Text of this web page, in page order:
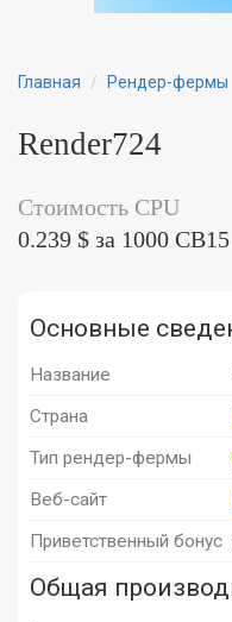
Главная Рендер-фермы
Render724
Стоимость CPU
0.239 $ за 1000
Основные
Название
Страна
Тип рендер-фермы
Веб-сайт
Приветственный бонус
Общая